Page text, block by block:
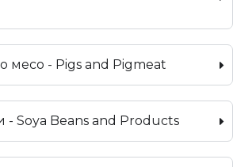
- Pigs and Pigmeat
- Soya Beans and Products